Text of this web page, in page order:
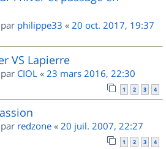
philippe33 « 20 oct. 2017, 19:37
VS Lapierre
CIOL « 23 mars 2016, 22:30
1 2 3 4
redzone « 20 juil. 2007, 22:27
1 2 3 4